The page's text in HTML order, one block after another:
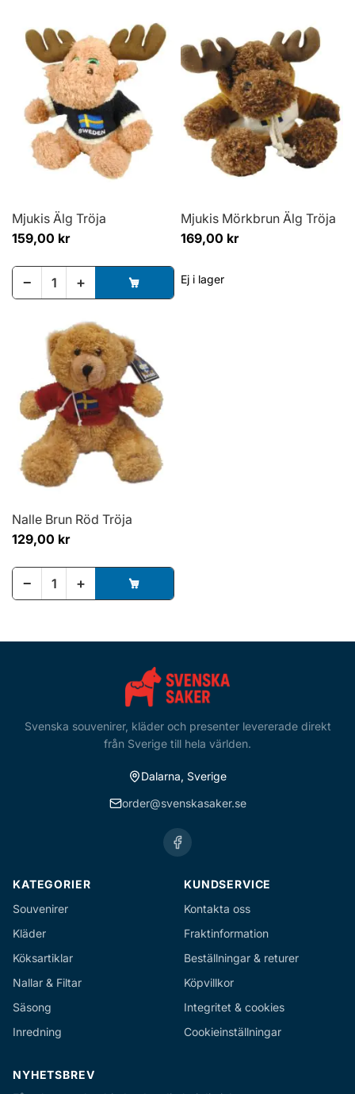
Mjukis Älg Tröja
159,00 kr
− +
Mjukis Mörkbrun Älg Tröja
169,00 kr
Ej i lager
Nalle Brun Röd Tröja
129,00 kr
− +
Svenska souvenirer, kläder och presenter levererade direkt
från Sverige till hela världen.
Dalarna, Sverige
order@svenskasaker.se
KATEGORIER
Souvenirer
Kläder
Köksartiklar
Nallar & Filtar
Säsong
Inredning
KUNDSERVICE
Kontakta oss
Fraktinformation
Beställningar & returer
Köpvillkor
Integritet & cookies
Cookieinställningar
NYHETSBREV